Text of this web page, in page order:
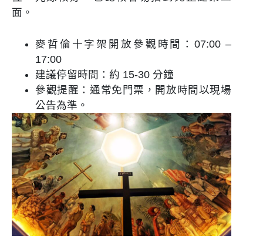
面。
麥哲倫十字架開放參觀時間：07:00 –
17:00
建議停留時間：約 15-30 分鐘
參觀提醒：通常免門票，開放時間以現場
公告為準。